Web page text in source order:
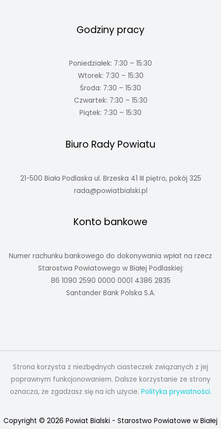
Godziny pracy
Poniedziałek: 7:30 – 15:30
Wtorek: 7:30 – 15:30
Środa: 7:30 – 15:30
Czwartek: 7:30 – 15:30
Piątek: 7:30 – 15:30
Biuro Rady Powiatu
21-500 Biała Podlaska ul. Brzeska 41 III piętro, pokój 325
rada@powiatbialski.pl
Konto bankowe
Numer rachunku bankowego do dokonywania wpłat na rzecz
Starostwa Powiatowego w Białej Podlaskiej:
86 1090 2590 0000 0001 4386 2835
Santander Bank Polska S.A.
Strona korzysta z niezbędnych ciasteczek związanych z jej
poprawnym funkcjonowaniem. Dalsze korzystanie ze strony
oznacza, że zgadzasz się na ich użycie. Polityka prywatności.
Copyright © 2026 Powiat Bialski - Starostwo Powiatowe w Białej